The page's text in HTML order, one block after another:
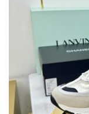
2026人気特集
バッグ
財布
時計
服
ズボン
衣装セット
靴
住まい用品
アクセサリー
ベルト
スカーフ
アイフォーンケ
ース
小物